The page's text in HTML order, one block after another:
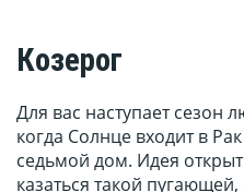
Козерог
Для вас наступает сезон
когда Солнце входит в
седьмой дом. Идея
казаться такой